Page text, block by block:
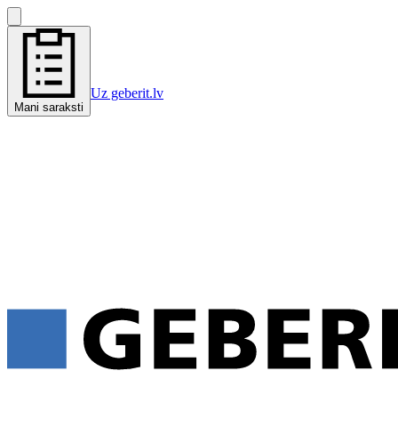
Mani saraksti
Uz geberit.lv